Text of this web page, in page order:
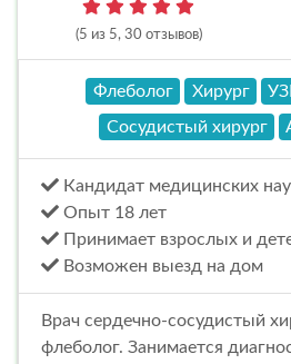
(5 из 5, 30 отзывов)
Флеболог Хирург
Сосудистый хирург
Кандидат медицинских
Опыт 18 лет
Принимает взрослых и
Возможен выезд на дом
Врач сердечно-сосудистый
флеболог. Занимается